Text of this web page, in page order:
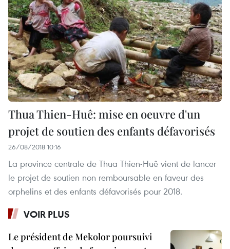
Thua Thien-Huê: mise en oeuvre d'un
projet de soutien des enfants défavorisés
26/08/2018 10:16
La province centrale de Thua Thien-Huê vient de lancer
le projet de soutien non remboursable en faveur des
orphelins et des enfants défavorisés pour 2018.
VOIR PLUS
Le président de Mekolor poursuivi